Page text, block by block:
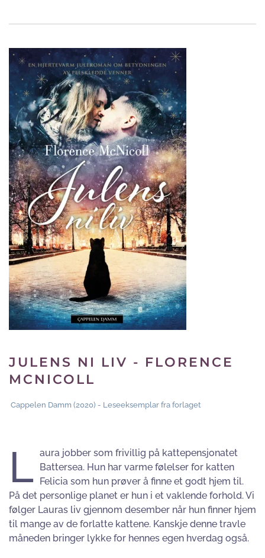
JULENS NI LIV - FLORENCE
MCNICOLL
Cappelen Damm (2020) - Leseeksemplar fra forlaget
L aura jobber som frivillig på kattepensjonatet
Battersea. Hun har varme følelser for katten
Felicia som hun prøver å finne et godt hjem til.
På det personlige planet er hun i et vaklende forhold. Vi
følger Lauras liv gjennom desember når hun finner hjem
til mange av de forlatte kattene. Kanskje denne travle
måneden bringer lykke for hennes egen hverdag også.